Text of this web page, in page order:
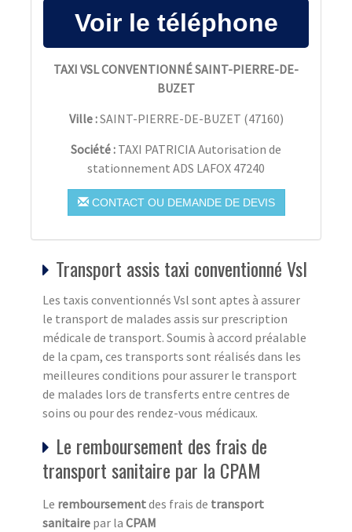
TAXI VSL CONVENTIONNÉ SAINT-PIERRE-DE-
BUZET
Ville :SAINT-PIERRE-DE-BUZET (47160)
Société : TAXI PATRICIA Autorisation de
stationnement ADS LAFOX 47240
CONTACT OU DEMANDE DE DEVIS
Transport assis taxi conventionné Vsl
Les taxis conventionnés Vsl sont aptes à assurer
le transport de malades assis sur prescription
médicale de transport. Soumis à accord préalable
de la cpam, ces transports sont réalisés dans les
meilleures conditions pour assurer le transport
de malades lors de transferts entre centres de
soins ou pour des rendez-vous médicaux.
Le remboursement des frais de
transport sanitaire par la CPAM
Le remboursementdes frais de transport
sanitaire par la CPAM